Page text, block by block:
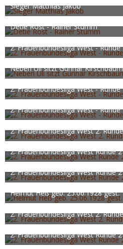
537
0 0
Sieger Matthias Jakob
HJHW
29. Oktober 2023
534
0 0
Detle Rost - Rainer Stumm
HJHW
15. Juli 2023
528
0 0
2. Frauenbundesliga West - Runde
rstockum
15. Oktober 2023
526
0 0
Neben Uli sitzt Gunnar Kirschbaum
HJHW
29. Oktober 2023
523
0 0
2. Frauenbundesliga West - Runde
rstockum
15. Oktober 2023
521
0 0
2. Frauenbundesliga West - Runde
rstockum
15. Oktober 2023
517
0 0
2. Frauenbundesliga West 2. Runde
rstockum
16. Oktober 2023
512
0 0
2. Frauenbundesliga West Runde 2
rstockum
16. Oktober 2023
511
0 0
2. Frauenbundesliga West Runde 2
rstockum
16. Oktober 2023
510
0 0
Helmut Heß geb. 25.06.1928 gest.
HJHW
4. März 2025
509
0 1
2. Frauenbundesliga West 2. Runde
rstockum
16. Oktober 2023
506
0 0
2. Frauenbundesliga West Runde 2
rstockum 16. Oktober 2023